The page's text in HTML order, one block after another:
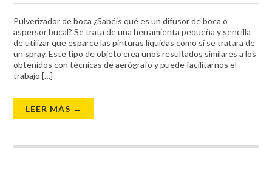
Pulverizador de boca ¿Sabéis qué es un difusor de boca o
aspersor bucal? Se trata de una herramienta pequeña y sencilla
de utilizar que esparce las pinturas líquidas como si se tratara de
un spray. Este tipo de objeto crea unos resultados similares a los
obtenidos con técnicas de aerógrafo y puede facilitarnos el
trabajo […]
LEER MÁS →